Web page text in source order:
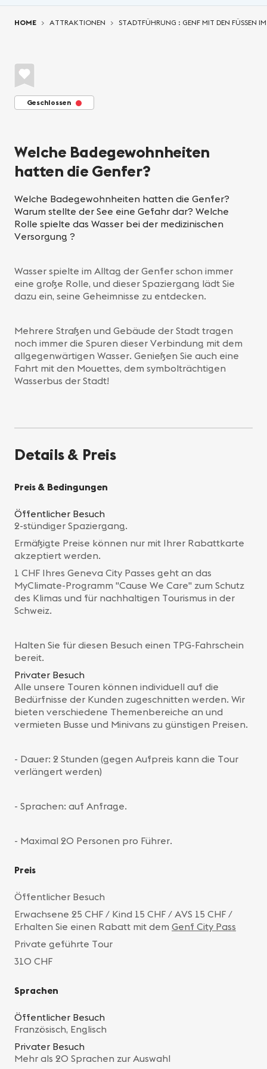
HOME ATTRAKTIONEN STADTFÜHRUNG : GENF MIT DEN FÜSSEN IM
Geschlossen
Welche Badegewohnheiten
hatten die Genfer?
Welche Badegewohnheiten hatten die Genfer?
Warum stellte der See eine Gefahr dar? Welche
Rolle spielte das Wasser bei der medizinischen
Versorgung ?
Wasser spielte im Alltag der Genfer schon immer
eine große Rolle, und dieser Spaziergang lädt Sie
dazu ein, seine Geheimnisse zu entdecken.
Mehrere Straßen und Gebäude der Stadt tragen
noch immer die Spuren dieser Verbindung mit dem
allgegenwärtigen Wasser. Genießen Sie auch eine
Fahrt mit den Mouettes, dem symbolträchtigen
Wasserbus der Stadt!
Details & Preis
Preis & Bedingungen
Öffentlicher Besuch
2-stündiger Spaziergang.
Ermäßigte Preise können nur mit Ihrer Rabattkarte
akzeptiert werden.
1 CHF Ihres Geneva City Passes geht an das
MyClimate-Programm "Cause We Care" zum Schutz
des Klimas und für nachhaltigen Tourismus in der
Schweiz.
Halten Sie für diesen Besuch einen TPG-Fahrschein
bereit.
Privater Besuch
Alle unsere Touren können individuell auf die
Bedürfnisse der Kunden zugeschnitten werden. Wir
bieten verschiedene Themenbereiche an und
vermieten Busse und Minivans zu günstigen Preisen.
- Dauer: 2 Stunden (gegen Aufpreis kann die Tour
verlängert werden)
- Sprachen: auf Anfrage.
- Maximal 20 Personen pro Führer.
Preis
Öffentlicher Besuch
Erwachsene 25 CHF / Kind 15 CHF / AVS 15 CHF /
Erhalten Sie einen Rabatt mit dem Genf City Pass
Private geführte Tour
310 CHF
Sprachen
Öffentlicher Besuch
Französisch, Englisch
Privater Besuch
Mehr als 20 Sprachen zur Auswahl